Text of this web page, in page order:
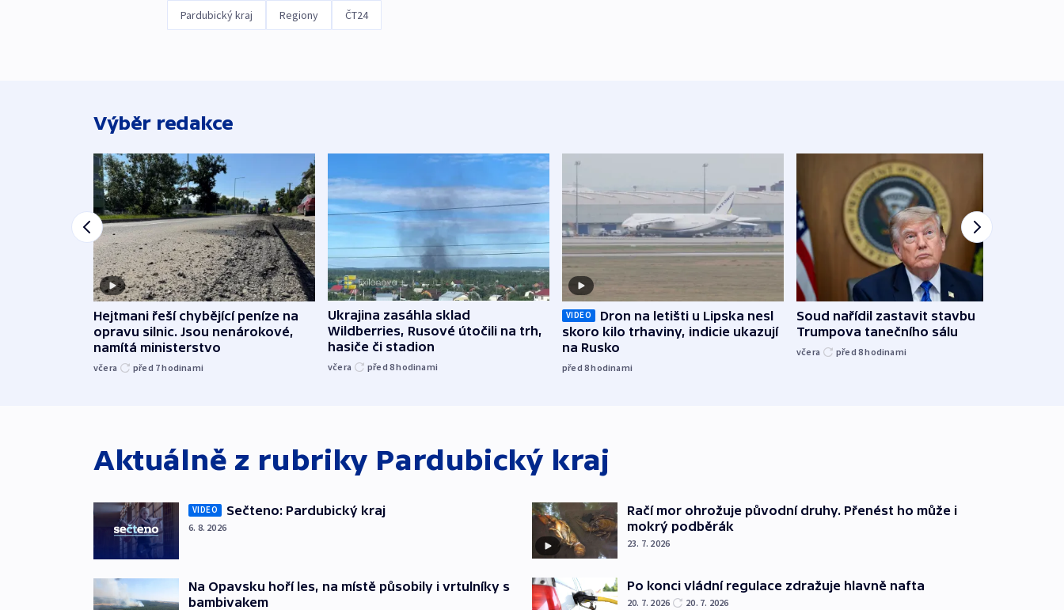
Pardubický kraj Regiony ČT24
Výběr redakce
Hejtmani řeší chybějící peníze na
opravu silnic. Jsou nenárokové,
namítá ministerstvo
včera před 7hodinami
Ukrajina zasáhla sklad
Wildberries, Rusové útočili na trh,
hasiče či stadion
včera před 8hodinami
VIDEO
Dron na letišti u Lipska nesl
skoro kilo trhaviny, indicie ukazují
na Rusko
před 8hodinami
Soud nařídil zastavit stavbu
Trumpova tanečního sálu
včera před 8hodinami
Aktuálně z rubriky Pardubický kraj
VIDEO Sečteno: Pardubický kraj
6. 8. 2026
Na Opavsku hoří les, na místě působily i vrtulníky s
bambivakem
Račí mor ohrožuje původní druhy. Přenést ho může i
mokrý podběrák
23. 7. 2026
Po konci vládní regulace zdražuje hlavně nafta
20. 7. 2026 20. 7. 2026